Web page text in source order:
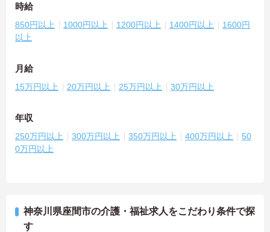
時給
850円以上 1000円以上 1200円以上 1400円以上
1600円
以上
月給
15万円以上 20万円以上 25万円以上 30万円以上
年収
250万円以上 300万円以上 350万円以上 400万円以上
50
0万円以上
神奈川県座間市の介護・福祉求人をこだわり条件で探
す